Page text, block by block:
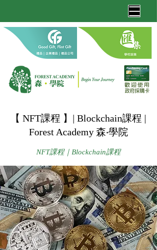
【 NFT課程 】| Blockchain課程 |
Forest Academy 森‧學院
NFT課程｜Blockchain課程